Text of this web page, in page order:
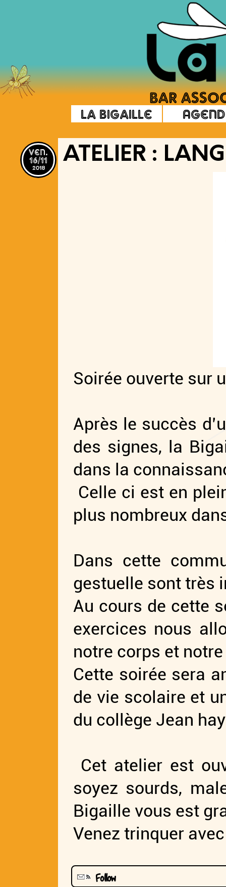
La Bigaille
ven.
16/11
2018
ATELIER :
Soirée ouverte sur
Après le succès
des signes, la
dans la
Celle ci est en
plus nombreux
Dans cette
gestuelle sont très
Au cours de cette
exercices nous
notre corps et
Cette soirée sera
de vie scolaire et
du collège Jean
Cet atelier est
soyez sourds,
Bigaille vous est
Venez trinquer
Follow